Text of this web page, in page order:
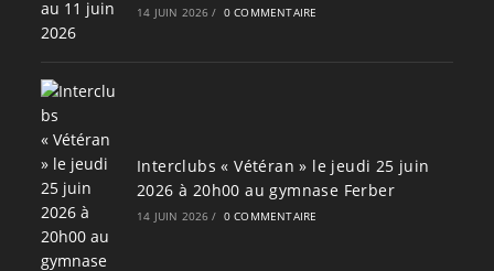
14 JUIN 2026 / 0 COMMENTAIRE
Interclubs « Vétéran » le jeudi 25 juin
2026 à 20h00 au gymnase Ferber
14 JUIN 2026 / 0 COMMENTAIRE